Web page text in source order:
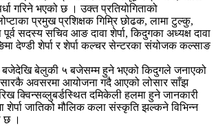
गरिने भएको छ । उक्त प्रतियोगिताको
प्रमुख प्रशिक्षक गिम्रि छोढक, लामा टुल्कु,
सदस्य सचिव आङ दावा शेर्पा, किदुगका अध्यक्ष दावा
देण्डी शेर्पा र शेर्पा कल्चर सेन्टरका संयोजक कल्साङ
बजेदेखि बेलुकी ५ बजेसम्म हुने भएको किदुगले जनाएको
अवसरमा आयोजना गदै आएको लोसार साँझ
क्विन्सव्लुबर्डस्थित दमिकेली हलमा हुने जानकारी
शेर्पा जातिको मौलिक कला संस्कृति झल्कने विभिन्न
छ ।